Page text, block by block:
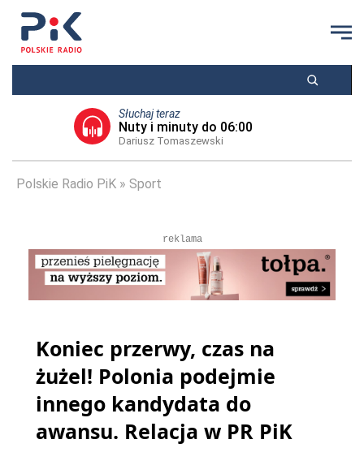
Słuchaj teraz
Nuty i minuty do 06:00
Dariusz Tomaszewski
Polskie Radio PiK Sport
reklama
Koniec przerwy, czas na
żużel! Polonia podejmie
innego kandydata do
awansu. Relacja w PR PiK